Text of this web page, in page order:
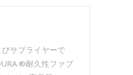
サプライヤーで
®耐久性ファブ